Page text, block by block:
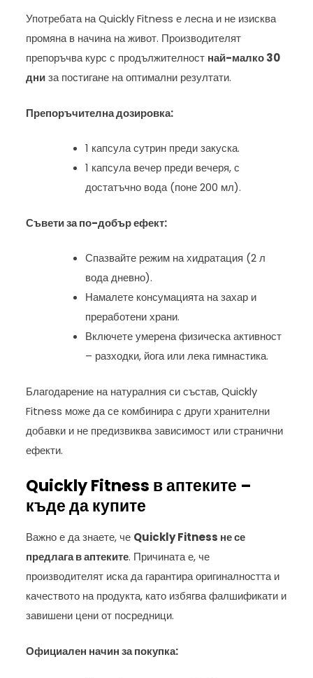
Употребата на Quickly Fitness е лесна и не изисква
промяна в начина на живот. Производителят
препоръчва курс с продължителност най-малко 30
дниза постигане на оптимални резултати.
Препоръчителна дозировка:
1 капсула сутрин преди закуска.
1 капсула вечер преди вечеря, с
достатъчно вода (поне 200 мл).
Съвети за по-добър ефект:
Спазвайте режим на хидратация (2 л
вода дневно).
Намалете консумацията на захар и
преработени храни.
Включете умерена физическа активност
– разходки, йога или лека гимнастика.
Благодарение на натуралния си състав, Quickly
Fitness може да се комбинира с други хранителни
добавки и не предизвиква зависимост или странични
ефекти.
Quickly Fitness в аптеките –
къде да купите
Важно е да знаете, че Quickly Fitness не се
предлага в аптеките. Причината е, че
производителят иска да гарантира оригиналността и
качеството на продукта, като избягва фалшификати и
завишени цени от посредници.
Официален начин за покупка: